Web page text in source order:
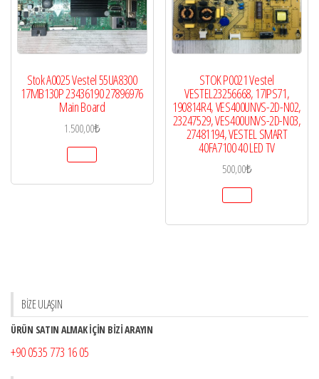
Stok A0025 Vestel 55UA8300
17MB130P 23436190 27896976
Main Board
1.500,00₺
STOK P0021 Vestel
VESTEL23256668, 17IPS71,
190814R4, VES400UNVS-2D-N02,
23247529, VES400UNVS-2D-N03,
27481194, VESTEL SMART
40FA7100 40 LED TV
500,00₺
BİZE ULAŞIN
ÜRÜN SATIN ALMAK İÇİN BİZİ ARAYIN
+90 0535 773 16 05